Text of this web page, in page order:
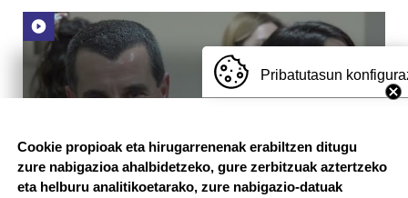
Pribatutasun
Cookie propioak eta hirugarrenenak erabiltzen ditugu
zure nabigazioa ahalbidetzeko, gure zerbitzuak aztertzeko
eta helburu analitikoetarako, zure nabigazio-datuak